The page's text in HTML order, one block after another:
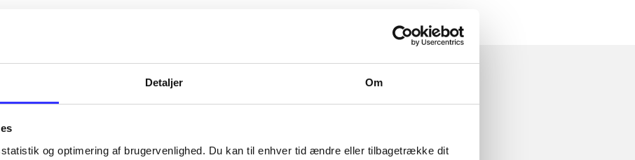
Detaljer Om
og optimering af brugervenlighed. Du kan til enhver tid ændre eller tilbagetrække dit